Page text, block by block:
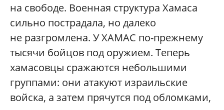
на свободе. Военная структура Хамаса
сильно пострадала, но далеко
не разгромлена. У ХАМАС по-прежнему
тысячи бойцов под оружием. Теперь
хамасовцы сражаются небольшими
группами: они атакуют израильские
войска, а затем прячутся под обломками,